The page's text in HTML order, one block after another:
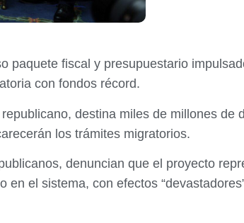
fiscal y presupuestario
con fondos récord.
destina miles de millones de
los trámites migratorios.
denuncian que el proyecto
el sistema, con efectos